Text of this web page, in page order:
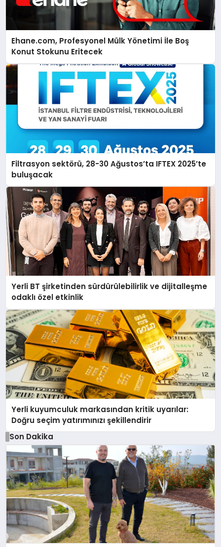
Ehane.com, Profesyonel Mülk Yönetimi İle Boş
Konut Stokunu Eritecek
Filtrasyon sektörü, 28-30 Ağustos’ta IFTEX 2025’te
buluşacak
Yerli BT şirketinden sürdürülebilirlik ve dijitalleşme
odaklı özel etkinlik
Yerli kuyumculuk markasından kritik uyarılar:
Doğru seçim yatırımınızı şekillendirir
Son Dakika